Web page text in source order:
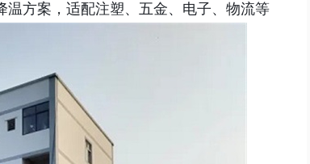
方案，适配注塑、五金、电子、物流等